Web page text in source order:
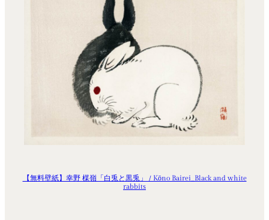
【無料壁紙】幸野 楳嶺「白兎と黒兎」 / Kōno Bairei_Black and white
rabbits